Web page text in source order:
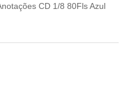
CD 1/8 80Fls Azul